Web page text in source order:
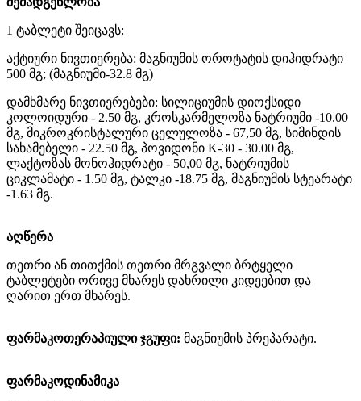
1 ტაბლეტი შეიცავს:
აქტიური ნივთიერება: მაგნიუმის ოროტატის დიჰიდრატი
500 მგ; (მაგნიუმი-32.8 მგ)
დამხმარე ნივთიერებები: სილიციუმის დიოქსიდი
კოლოიდური - 2.50 მგ, კროსკარმელოზა ნატრიუმი -10.00
მგ, მიკროკრისტალური ცელულოზა - 67,50 მგ, სიმინდის
სახამებელი - 22.50 მგ, პოვიდონი K-30 - 30.00 მგ,
ლაქტოზას მონოჰიდრატი - 50,00 მგ, ნატრიუმის
ციკლამატი - 1.50 მგ, ტალკი -18.75 მგ, მაგნიუმის სტეარატი
-1.63 მგ.
აღწერა
თეთრი ან თითქმის თეთრი მრგვალი ბრტყელი
ტაბლეტები ორივე მხარეს დახრილი კიდეებით და
ღარით ერთ მხარეს.
ფარმაკოთერაპიული ჯგუფი: მაგნიუმის პრეპარატი.
ფარმაკოდინამიკა